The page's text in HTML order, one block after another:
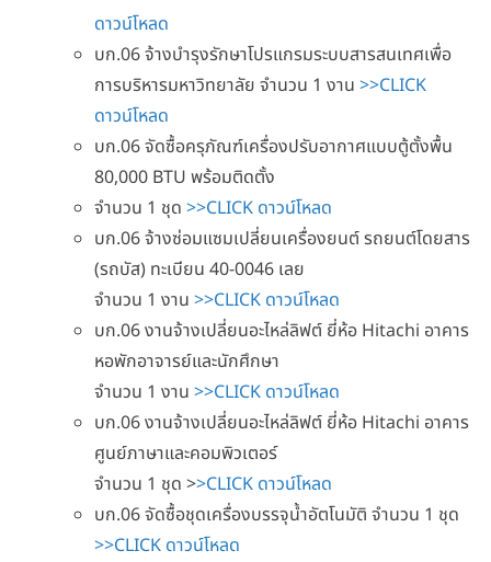
ดาวน์โหลด
บก.06 จ้างบำรุงรักษาโปรแกรมระบบสารสนเทศเพื่อ
การบริหารมหาวิทยาลัย จำนวน 1 งาน >>CLICK
ดาวน์โหลด
บก.06 จัดซื้อครุภัณฑ์เครื่องปรับอากาศแบบตู้ตั้งพื้น
80,000 BTU พร้อมติดตั้ง
จำนวน 1 ชุด >>CLICK ดาวน์โหลด
บก.06 จ้างซ่อมแซมเปลี่ยนเครื่องยนต์ รถยนต์โดยสาร
(รถบัส) ทะเบียน 40-0046 เลย
จำนวน 1 งาน >>CLICK ดาวน์โหลด
บก.06 งานจ้างเปลี่ยนอะไหล่ลิฟต์ ยี่ห้อ Hitachi อาคาร
หอพักอาจารย์และนักศึกษา
จำนวน 1 งาน >>CLICK ดาวน์โหลด
บก.06 งานจ้างเปลี่ยนอะไหล่ลิฟต์ ยี่ห้อ Hitachi อาคาร
ศูนย์ภาษาและคอมพิวเตอร์
จำนวน 1 ชุด >>CLICK ดาวน์โหลด
บก.06 จัดซื้อชุดเครื่องบรรจุน้ำอัตโนมัติ จำนวน 1 ชุด
>>CLICK ดาวน์โหลด